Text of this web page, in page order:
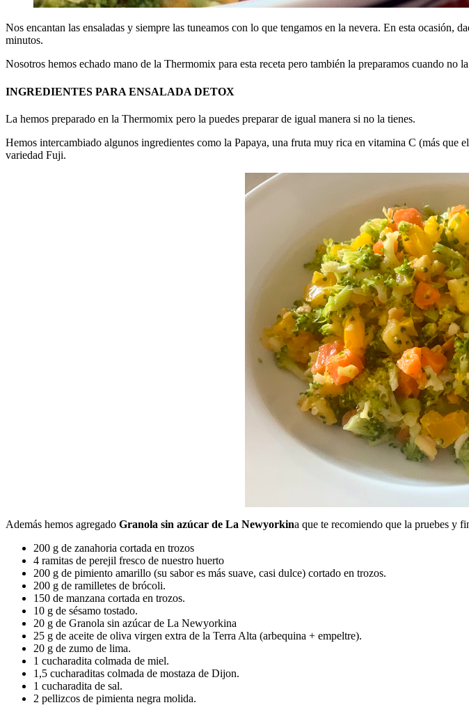
Nos encantan las ensaladas y siempre las tuneamos con lo que tengamos en la nevera. En esta ocasión,
minutos.
Nosotros hemos echado mano de la Thermomix para esta receta pero también la preparamos cuando no
INGREDIENTES PARA ENSALADA DETOX
La hemos preparado en la Thermomix pero la puedes preparar de igual manera si no la tienes.
Hemos intercambiado algunos ingredientes como la Papaya, una fruta muy rica en vitamina C (más
variedad Fuji.
Además hemos agregado Granola sin azúcar de La Newyorkina que te recomiendo que la pruebes y
200 g de zanahoria cortada en trozos
4 ramitas de perejil fresco de nuestro huerto
200 g de pimiento amarillo (su sabor es más suave, casi dulce) cortado en trozos.
200 g de ramilletes de brócoli.
150 de manzana cortada en trozos.
10 g de sésamo tostado.
20 g de Granola sin azúcar de La Newyorkina
25 g de aceite de oliva virgen extra de la Terra Alta (arbequina + empeltre).
20 g de zumo de lima.
1 cucharadita colmada de miel.
1,5 cucharaditas colmada de mostaza de Dijon.
1 cucharadita de sal.
2 pellizcos de pimienta negra molida.